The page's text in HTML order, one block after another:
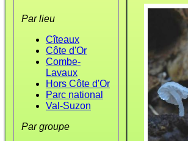
Par lieu
Cîteaux
Côte d'Or
Combe-
Lavaux
Hors Côte d'Or
Parc national
Val-Suzon
Par groupe